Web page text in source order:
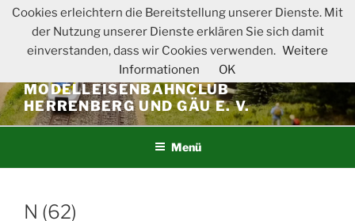
Zum
springen
MODELLEISENBAHNCLUB
HERRENBERG UND GÄU E. V.
Menü
N (62)
Cookies erleichtern die Bereitstellung unserer Dienste. Mit
der Nutzung unserer Dienste erklären Sie sich damit
einverstanden, dass wir Cookies verwenden. Weitere
Informationen
OK